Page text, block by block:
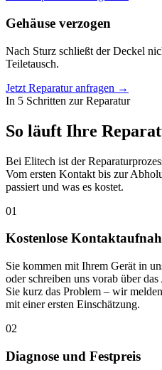
Gehäuse verzogen
Nach Sturz schließt der Deckel
Teiletausch.
Jetzt Reparatur anfragen →
In 5 Schritten zur Reparatur
So läuft Ihre
Bei Elitech ist der
Vom ersten Kontakt bis zur
passiert und was es kostet.
01
Kostenlose
Sie kommen mit Ihrem Gerät in
oder schreiben uns vorab über
Sie kurz das Problem – wir
mit einer ersten Einschätzung.
02
Diagnose und Festpreis